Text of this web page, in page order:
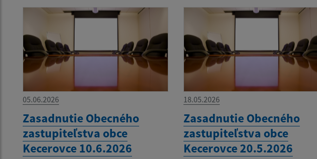
05.06.2026
Zasadnutie Obecného
zastupiteľstva obce
Kecerovce 10.6.2026
18.05.2026
Zasadnutie Obecného
zastupiteľstva obce
Kecerovce 20.5.2026